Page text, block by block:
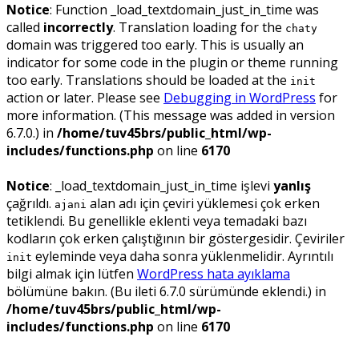
Notice: Function _load_textdomain_just_in_time was
called incorrectly. Translation loading for the chaty
domain was triggered too early. This is usually an
indicator for some code in the plugin or theme running
too early. Translations should be loaded at the init
action or later. Please see Debugging in WordPress for
more information. (This message was added in version
6.7.0.) in /home/tuv45brs/public_html/wp-
includes/functions.php on line 6170
Notice: _load_textdomain_just_in_time işlevi yanlış
çağrıldı. ajani alan adı için çeviri yüklemesi çok erken
tetiklendi. Bu genellikle eklenti veya temadaki bazı
kodların çok erken çalıştığının bir göstergesidir. Çeviriler
init eyleminde veya daha sonra yüklenmelidir. Ayrıntılı
bilgi almak için lütfen WordPress hata ayıklama
bölümüne bakın. (Bu ileti 6.7.0 sürümünde eklendi.) in
/home/tuv45brs/public_html/wp-
includes/functions.php on line 6170